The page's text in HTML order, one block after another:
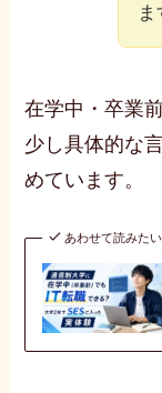
ま
在学中・卒業
少し具体的な
めています。
あわせて読みたい